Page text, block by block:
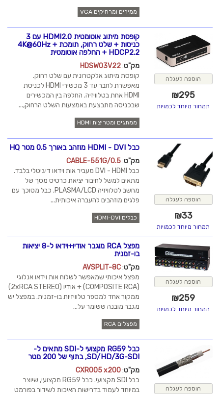
ממירים ומרחיקים VGA
הוספה לעגלה
₪295
תמחור מיוחד לכמויות
קופסת מיתוג אוטומטית HDMI2.0 עם 3
כניסות + שלט רחוק, תומכת 4K@60Hz +
HDCP2.2 + החלפה אוטומטית
מק"ט:
HDSW03V22
קופסת מיתוג אלקטרונית עם שלט רחוק.
מאפשרת לחבר עד 3 מכשירי HDMI לכניסת
HDMI אחת בטלוויזיה. החלפה בין המכשירים
שבכניסה מתבצעת באמצעות השלט הרחוק,...
ממתגים ומטריצות HDMI
הוספה לעגלה
₪33
תמחור מיוחד לכמויות
כבל HDMI - DVI מוזהב באורך 0.5 מטר HQ
מק"ט:
CABLE-551G/0.5
כבל DVI - HDMI מעביר אות וידאו דיגיטלי בלבד.
מתאים למשל לחיבור יציאת כרטיס מסך של
מחשב לטלוויזיה PLASMA/LCD. כבל מסוכך עם
פלגים מוזהבים להעברה איכותית...
כבלים HDMI-DVI
הוספה לעגלה
₪259
תמחור מיוחד לכמויות
מפצל RCA מוגבר אודיו+וידאו ל-8 יציאות
בו-זמנית
מק"ט:
AVSPLIT-8C
מפצל איכותי שמאפשר לשלוח אות וידאו אנלוגי
(COMPOSITE RCA) + אודיו (2xRCA STEREO)
ממקור אחד למספר טלוויזיות בו-זמנית. במפצל יש
מגבר מובנה ששומר על...
מפצלים RCA
הוספה לעגלה
כבל RG59 מקצועי ל-SDI מתאים ל-
SD/HD/3G-SDI, בתוף של 200 מטר
מק"ט:
CXR005 x200
כבל SDI מקצועי. כבל RG59 מקצועי, שיוצר
במיוחד לעמוד בדרישות האיכות לשידור בפורמט